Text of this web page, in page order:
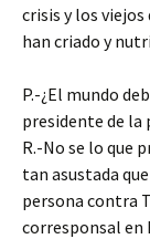
crisis y los
han criado y
P.-¿El mundo
presidente de la
R.-No se lo que
tan asustada
persona contra
corresponsal en